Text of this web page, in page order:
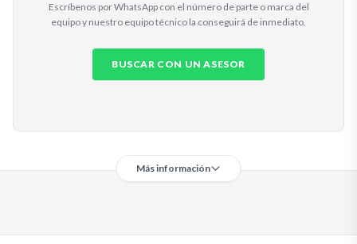
Escríbenos por WhatsApp con el número de parte o marca del
equipo y nuestro equipo técnico la conseguirá de inmediato.
BUSCAR CON UN ASESOR
Más información